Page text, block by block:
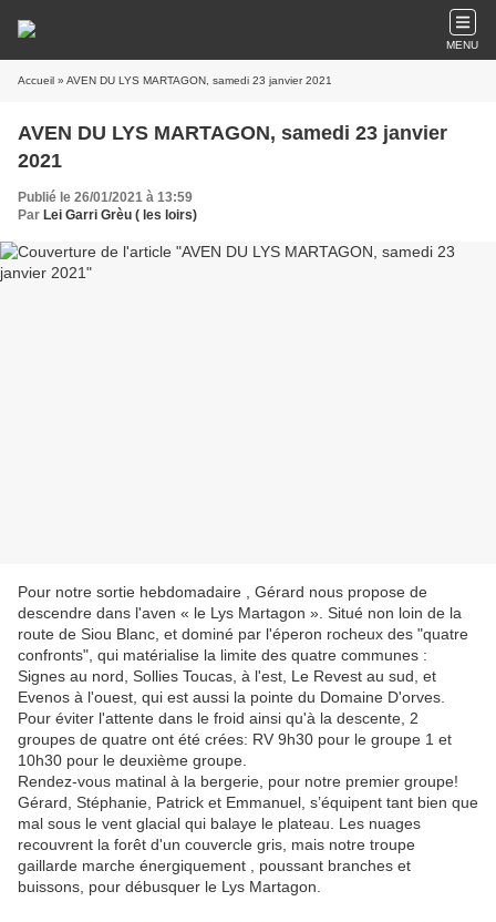
MENU
Accueil » AVEN DU LYS MARTAGON, samedi 23 janvier 2021
AVEN DU LYS MARTAGON, samedi 23 janvier
2021
Publié le 26/01/2021 à 13:59
Par Lei Garri Grèu ( les loirs)
Pour notre sortie hebdomadaire , Gérard nous propose de
descendre dans l'aven « le Lys Martagon ». Situé non loin de la
route de Siou Blanc, et dominé par l'éperon rocheux des "quatre
confronts", qui matérialise la limite des quatre communes :
Signes au nord, Sollies Toucas, à l'est, Le Revest au sud, et
Evenos à l'ouest, qui est aussi la pointe du Domaine D'orves.
Pour éviter l'attente dans le froid ainsi qu'à la descente, 2
groupes de quatre ont été crées: RV 9h30 pour le groupe 1 et
10h30 pour le deuxième groupe.
Rendez-vous matinal à la bergerie, pour notre premier groupe!
Gérard, Stéphanie, Patrick et Emmanuel, s’équipent tant bien que
mal sous le vent glacial qui balaye le plateau. Les nuages
recouvrent la forêt d'un couvercle gris, mais notre troupe
gaillarde marche énergiquement , poussant branches et
buissons, pour débusquer le Lys Martagon.